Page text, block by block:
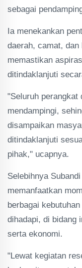
sebagai
Ia menekankan
daerah, camat,
memastikan
ditindaklanjuti
"Seluruh perangkat
mendampingi,
disampaikan
ditindaklanjuti
pihak," ucapnya.
Selebihnya
memanfaatkan
berbagai
dihadapi, di bidang
serta ekonomi.
"Lewat kegiatan